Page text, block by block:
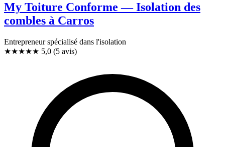
My Toiture Conforme — Isolation des
combles à Carros
Entrepreneur spécialisé dans l'isolation
★★★★★ 5,0 (5 avis)